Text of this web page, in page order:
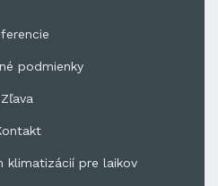
podmienky
Zľava
klimatizácií pre laikov